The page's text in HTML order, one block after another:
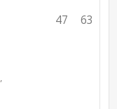
63
47